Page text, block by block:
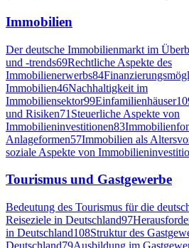
Immobilien
Der deutsche Immobilienmarkt im
und -trends69Rechtliche Aspekte des
Immobilienerwerbs84
Immobilien46Nachhaltigkeit im
Immobiliensektor99Einfamilienhäuser
und Risiken71 Steuerliche Aspekte von
Immobilieninvestitionen83
Anlageformen57Immobilien als
soziale Aspekte von
Tourismus und Gastgewerbe
Bedeutung des Tourismus für die
Reiseziele in Deutschland97
in Deutschland108Struktur des
Deutschland79Ausbildung im